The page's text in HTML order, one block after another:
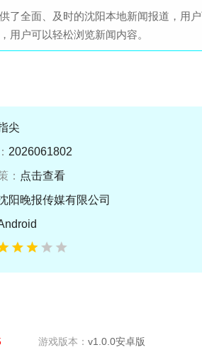
了全面、及时的沈阳本地新闻报道，用
用户可以轻松浏览新闻内容。
尖
2026061802
： 点击查看
阳晚报传媒有限公司
游戏版本： v1.0.0安卓版